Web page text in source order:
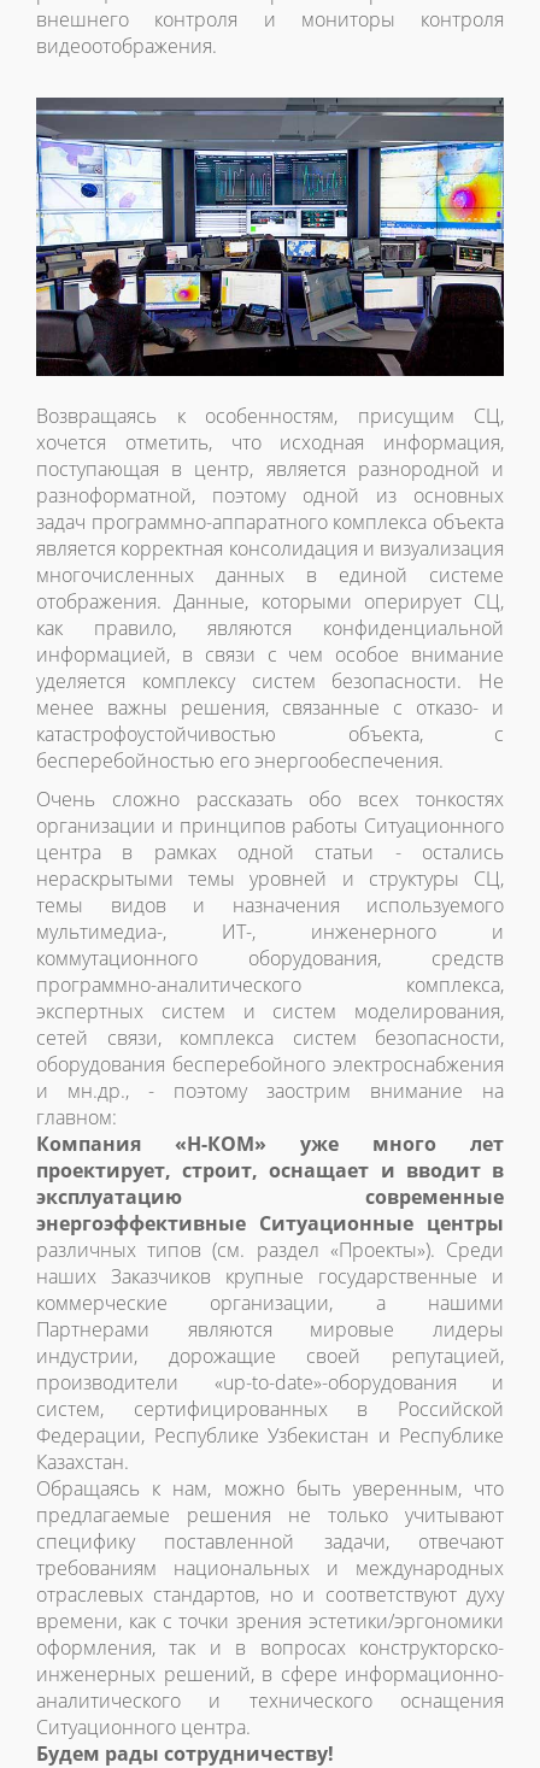
внешнего контроля и мониторы контроля
видеоотображения.
Возвращаясь к особенностям, присущим СЦ,
хочется отметить, что исходная информация,
поступающая в центр, является разнородной и
разноформатной, поэтому одной из основных
задач программно-аппаратного комплекса объекта
является корректная консолидация и визуализация
многочисленных данных в единой системе
отображения. Данные, которыми оперирует СЦ,
как правило, являются конфиденциальной
информацией, в связи с чем особое внимание
уделяется комплексу систем безопасности. Не
менее важны решения, связанные с отказо- и
катастрофоустойчивостью объекта, с
бесперебойностью его энергообеспечения.
Очень сложно рассказать обо всех тонкостях
организации и принципов работы Ситуационного
центра в рамках одной статьи - остались
нераскрытыми темы уровней и структуры СЦ,
темы видов и назначения используемого
мультимедиа-, ИТ-, инженерного и
коммутационного оборудования, средств
программно-аналитического комплекса,
экспертных систем и систем моделирования,
сетей связи, комплекса систем безопасности,
оборудования бесперебойного электроснабжения
и мн.др., - поэтому заострим внимание на
главном:
Компания «Н-КОМ» уже много лет
проектирует, строит, оснащает и вводит в
эксплуатацию современные
энергоэффективные Ситуационные центры
различных типов (см. раздел «Проекты»). Среди
наших Заказчиков крупные государственные и
коммерческие организации, а нашими
Партнерами являются мировые лидеры
индустрии, дорожащие своей репутацией,
производители «up-to-date»-оборудования и
систем, сертифицированных в Российской
Федерации, Республике Узбекистан и Республике
Казахстан.
Обращаясь к нам, можно быть уверенным, что
предлагаемые решения не только учитывают
специфику поставленной задачи, отвечают
требованиям национальных и международных
отраслевых стандартов, но и соответствуют духу
времени, как с точки зрения эстетики/эргономики
оформления, так и в вопросах конструкторско-
инженерных решений, в сфере информационно-
аналитического и технического оснащения
Ситуационного центра.
Будем рады сотрудничеству!